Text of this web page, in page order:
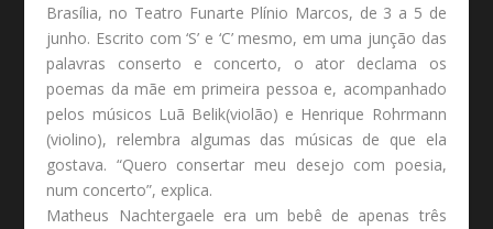
Brasília, no Teatro Funarte Plínio Marcos, de 3 a 5 de
junho. Escrito com ‘S’ e ‘C’ mesmo, em uma junção das
palavras conserto e concerto, o ator declama os
poemas da mãe em primeira pessoa e, acompanhado
pelos músicos Luã Belik(violão) e Henrique Rohrmann
(violino), relembra algumas das músicas de que ela
gostava. “Quero consertar meu desejo com poesia,
num concerto”, explica.
Matheus Nachtergaele era um bebê de apenas três